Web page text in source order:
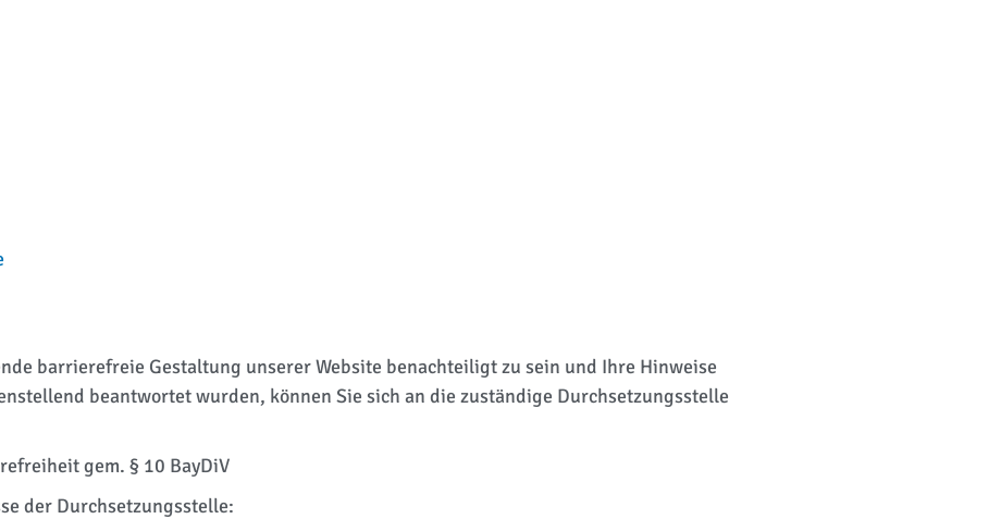
barrierefreie Gestaltung unserer Website benachteiligt zu sein und Ihre Hinweise
beantwortet wurden, können Sie sich an die zuständige Durchsetzungsstelle
gem. § 10 BayDiV
der Durchsetzungsstelle: